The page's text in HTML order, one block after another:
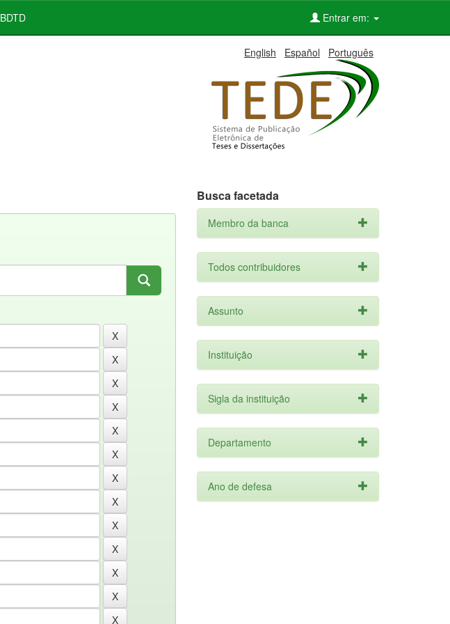
Entrar em:
English Español Português
Busca facetada
Membro da banca
Todos contribuidores
Assunto
Instituição
Sigla da instituição
Departamento
Ano de defesa